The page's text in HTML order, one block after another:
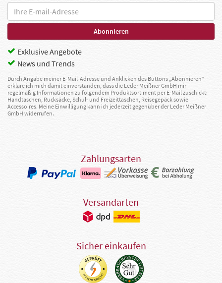
Exklusive Angebote
News und Trends
Durch Angabe meiner E-Mail-Adresse und Anklicken des Buttons „Abonnieren“
erkläre ich mich damit einverstanden, dass die Leder Meißner GmbH mir
regelmäßig Informationen zu folgendem Produktsortiment per E-Mail zuschickt:
Handtaschen, Rucksäcke, Schul- und Freizeittaschen, Reisegepäck sowie
Accessoires. Meine Einwilligung kann ich jederzeit gegenüber der Leder Meißner
GmbH widerrufen.
Zahlungsarten
Versandarten
Sicher einkaufen